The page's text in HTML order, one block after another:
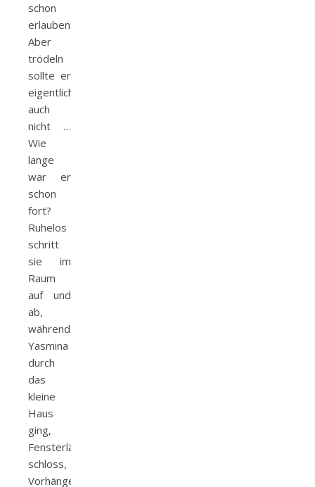
schon
erlauben.
Aber
trödeln
sollte er
eigentlich
auch
nicht …
Wie
lange
war er
schon
fort?
Ruhelos
schritt
sie im
Raum
auf und
ab,
während
Yasmina
durch
das
kleine
Haus
ging,
Fensterläden
schloss,
Vorhänge